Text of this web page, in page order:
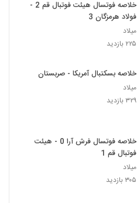
خلاصه فوتسال هیئت فوتبال قم 2 -
فولاد هرمزگان 3
میلاد
۲۲۵ بازدید
خلاصه بسکتبال آمریکا - صربستان
میلاد
۳۲۹ بازدید
خلاصه فوتسال فرش آرا 0 - هیئت
فوتبال قم 1
میلاد
۳۰۵ بازدید